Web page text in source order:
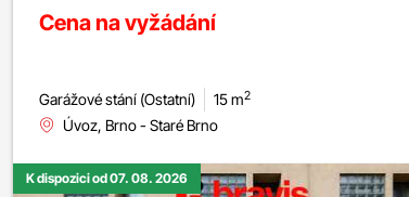
Cena na vyžádání
Garážové stání (Ostatní) 15 m2
Úvoz, Brno - Staré Brno
K dispozici od 07. 08. 2026